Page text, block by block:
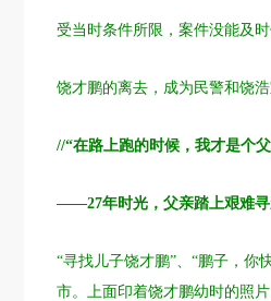
受当时条件所限，案件没能及
饶才鹏的离去，成为民警和饶
//“在路上跑的时候，我才是个
——27年时光，父亲踏上艰难
“寻找儿子饶才鹏”、“鹏子，
市。上面印着饶才鹏幼时的照